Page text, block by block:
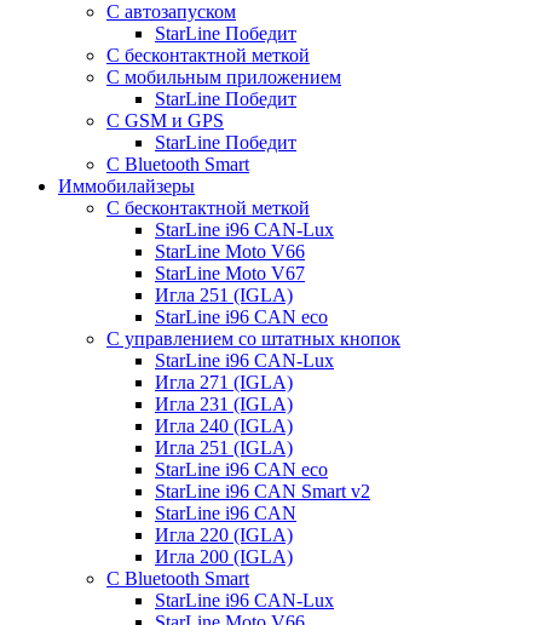
С автозапуском
StarLine Победит
С бесконтактной меткой
С мобильным приложением
StarLine Победит
С GSM и GPS
StarLine Победит
С Bluetooth Smart
Иммобилайзеры
С бесконтактной меткой
StarLine i96 CAN-Lux
StarLine Moto V66
StarLine Moto V67
Игла 251 (IGLA)
StarLine i96 CAN eco
С управлением со штатных кнопок
StarLine i96 CAN-Lux
Игла 271 (IGLA)
Игла 231 (IGLA)
Игла 240 (IGLA)
Игла 251 (IGLA)
StarLine i96 CAN eco
StarLine i96 CAN Smart v2
StarLine i96 CAN
Игла 220 (IGLA)
Игла 200 (IGLA)
С Bluetooth Smart
StarLine i96 CAN-Lux